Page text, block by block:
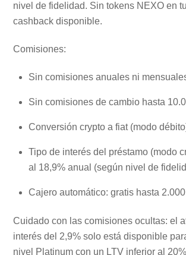
nivel de fidelidad. Sin tokens NEXO en
cashback disponible.
Comisiones:
Sin comisiones anuales ni
Sin comisiones de cambio hasta
Conversión crypto a fiat (modo
Tipo de interés del préstamo (modo
al 18,9% anual (según nivel de
Cajero automático: gratis hasta
Cuidado con las comisiones ocultas: el
interés del 2,9% solo está disponible
nivel Platinum con un LTV inferior al